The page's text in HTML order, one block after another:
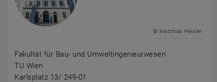
© Matthias Heisler
Fakultät für Bau- und Umweltingenieurwesen
TU Wien
Karlsplatz 13/ 249-01